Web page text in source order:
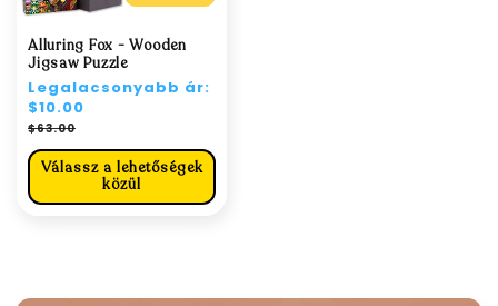
Alluring Fox - Wooden
Jigsaw Puzzle
Normál
ár
Legalacsonyabb ár:
$10.00
Akciós
ár
$63.00
Válassz a lehetőségek
közül